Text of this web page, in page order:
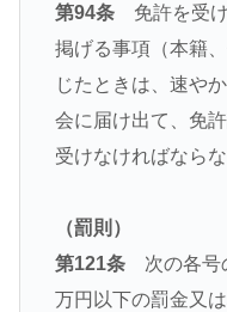
第94条免許を受け
掲げる事項（本籍
じたときは、速や
会に届け出て、免
受けなければならな
（罰則）
第121条次の各号
万円以下の罰金又